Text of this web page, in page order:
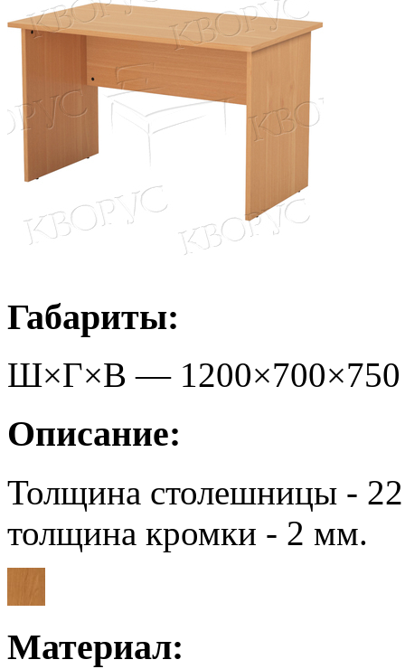
Габариты:
Ш×Г×В — 1200×700×750
Описание:
Толщина столешницы -
толщина кромки - 2 мм.
Материал: